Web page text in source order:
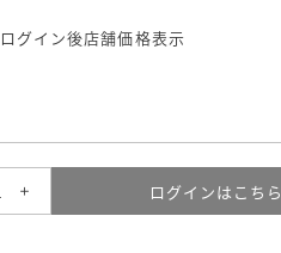
ログイン後店舗価格表示
ログインはこちら